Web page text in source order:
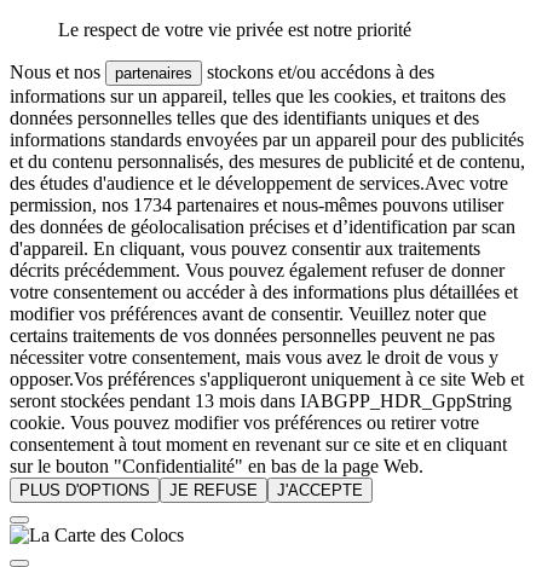
Le respect de votre vie privée est notre priorité
Nous et nos partenaires
stockons et/ou accédons à des
informations sur un appareil, telles que les cookies, et traitons des
données personnelles telles que des identifiants uniques et des
informations standards envoyées par un appareil pour des publicités
et du contenu personnalisés, des mesures de publicité et de contenu,
des études d'audience et le développement de services.Avec votre
permission, nos 1734 partenaires et nous-mêmes pouvons utiliser
des données de géolocalisation précises et d’identification par scan
d'appareil. En cliquant, vous pouvez consentir aux traitements
décrits précédemment. Vous pouvez également refuser de donner
votre consentement ou accéder à des informations plus détaillées et
modifier vos préférences avant de consentir. Veuillez noter que
certains traitements de vos données personnelles peuvent ne pas
nécessiter votre consentement, mais vous avez le droit de vous y
opposer.Vos préférences s'appliqueront uniquement à ce site Web et
seront stockées pendant 13 mois dans IABGPP_HDR_GppString
cookie. Vous pouvez modifier vos préférences ou retirer votre
consentement à tout moment en revenant sur ce site et en cliquant
sur le bouton "Confidentialité" en bas de la page Web.
PLUS D'OPTIONS JE REFUSE J'ACCEPTE